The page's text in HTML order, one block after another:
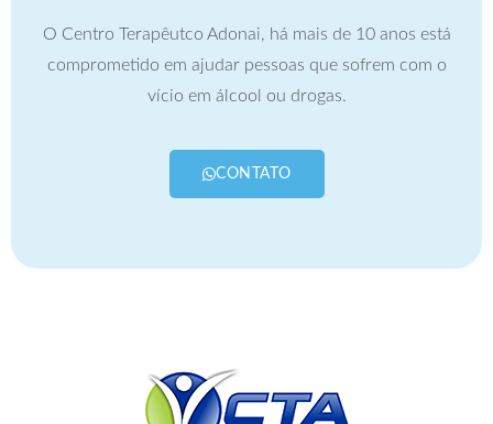
O Centro Terapêutco Adonai, há mais de 10 anos está
comprometido em ajudar pessoas que sofrem com o
vício em álcool ou drogas.
CONTATO